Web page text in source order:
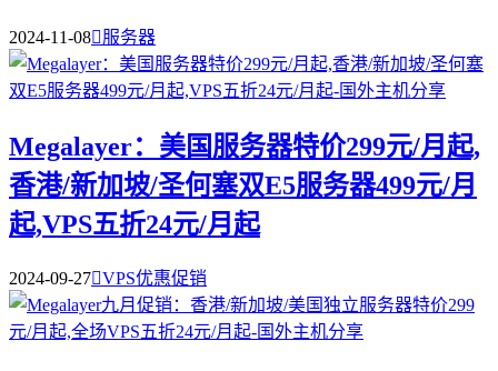
2024-11-08服务器
Megalayer：美国服务器特价299元/月起,
香港/新加坡/圣何塞双E5服务器499元/月
起,VPS五折24元/月起
2024-09-27VPS优惠促销